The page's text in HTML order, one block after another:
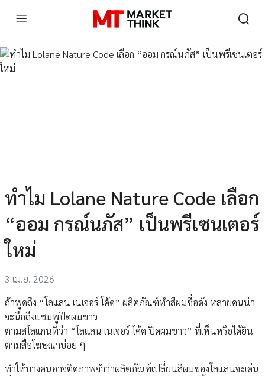
ทำไม Lolane Nature Code เลือก
“ออม กรณ์นภัส” เป็นพรีเซนเตอร์
ใหม่
3 เม.ย. 2026
ถ้าพูดถึง “โลแลน เนเจอร์ โค้ด” ผลิตภัณฑ์ทำสีผมชื่อดัง หลายคนน่า
จะนึกถึงแชมพูปิดผมขาว
ตามสโลแกนที่ว่า “โลแลน เนเจอร์ โค้ด ปิดผมขาว” ที่เห็นหรือได้ยิน
ตามสื่อโฆษณาบ่อย ๆ
ทำให้บางคนอาจติดภาพจำว่าผลิตภัณฑ์เปลี่ยนสีผมของโลแลนจะเด่น